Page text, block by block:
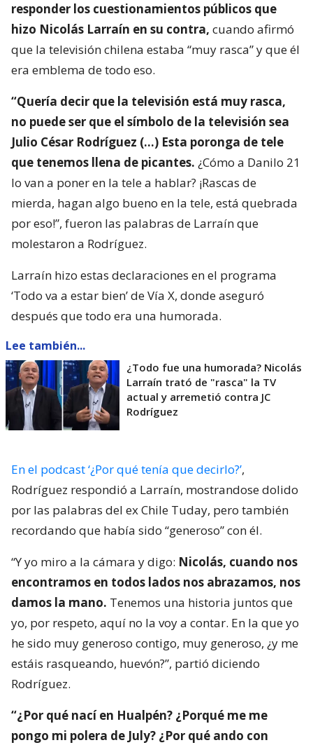
responder los cuestionamientos públicos que
hizo Nicolás Larraín en su contra, cuando afirmó
que la televisión chilena estaba “muy rasca” y que él
era emblema de todo eso.
“Quería decir que la televisión está muy rasca,
no puede ser que el símbolo de la televisión sea
Julio César Rodríguez (…) Esta poronga de tele
que tenemos llena de picantes. ¿Cómo a Danilo 21
lo van a poner en la tele a hablar? ¡Rascas de
mierda, hagan algo bueno en la tele, está quebrada
por eso!”, fueron las palabras de Larraín que
molestaron a Rodríguez.
Larraín hizo estas declaraciones en el programa
‘Todo va a estar bien’ de Vía X, donde aseguró
después que todo era una humorada.
Lee también...
¿Todo fue una humorada? Nicolás
Larraín trató de "rasca" la TV
actual y arremetió contra JC
Rodríguez
En el podcast ‘¿Por qué tenía que decirlo?’,
Rodríguez respondió a Larraín, mostrandose dolido
por las palabras del ex Chile Tuday, pero también
recordando que había sido “generoso” con él.
“Y yo miro a la cámara y digo: Nicolás, cuando nos
encontramos en todos lados nos abrazamos, nos
damos la mano. Tenemos una historia juntos que
yo, por respeto, aquí no la voy a contar. En la que yo
he sido muy generoso contigo, muy generoso, ¿y me
estáis rasqueando, huevón?”, partió diciendo
Rodríguez.
“¿Por qué nací en Hualpén? ¿Porqué me me
pongo mi polera de July? ¿Por qué ando con